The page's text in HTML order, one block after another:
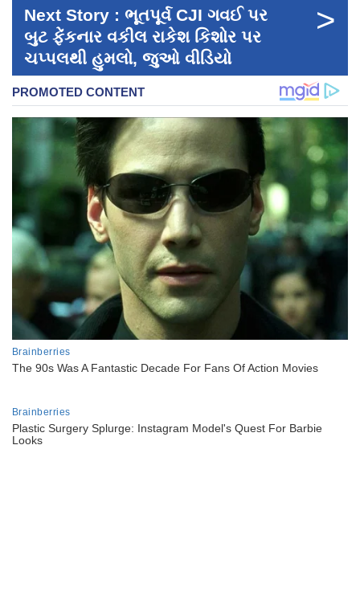
Next Story : ભૂતપૂર્વ CJI ગવઈ પર
બુટ ફેંકનાર વકીલ રાકેશ કિશોર પર
ચપ્પલથી હુમલો, જુઓ વીડિયો
>